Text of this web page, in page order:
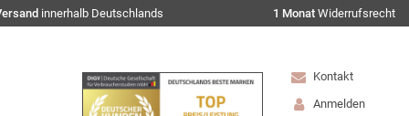
innerhalb Deutschlands 1 Monat Widerrufsrecht
Kontakt
Anmelden